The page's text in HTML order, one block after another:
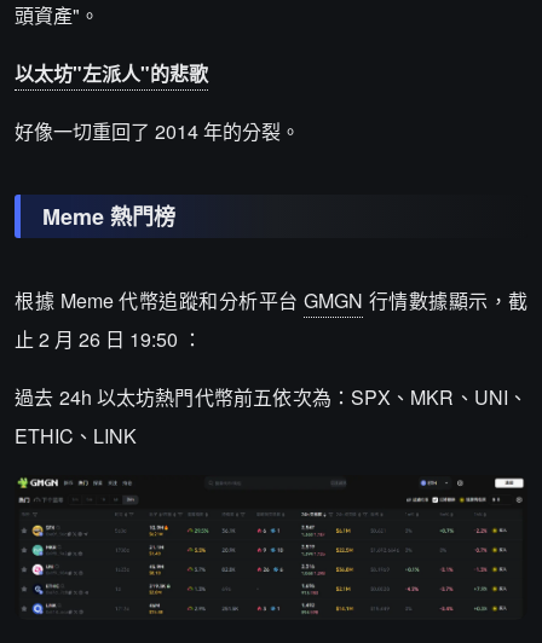
頭資產"。
以太坊"左派人"的悲歌
好像一切重回了 2014 年的分裂。
Meme 熱門榜
根據 Meme 代幣追蹤和分析平台 GMGN 行情數據顯示，截
止 2 月 26 日 19:50 ：
過去 24h 以太坊熱門代幣前五依次為：SPX、MKR、UNI、
ETHIC、LINK